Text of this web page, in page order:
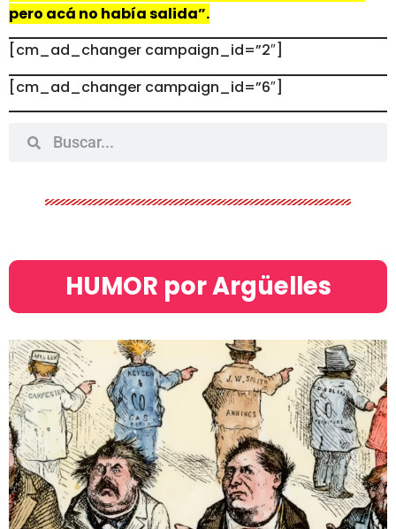
pero acá no había salida”.
[cm_ad_changer campaign_id=”2″]
[cm_ad_changer campaign_id=”6″]
HUMOR por Argüelles​